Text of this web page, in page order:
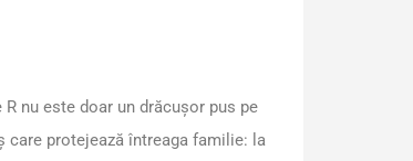
R nu este doar un drăcușor pus pe
care protejează întreaga familie: la